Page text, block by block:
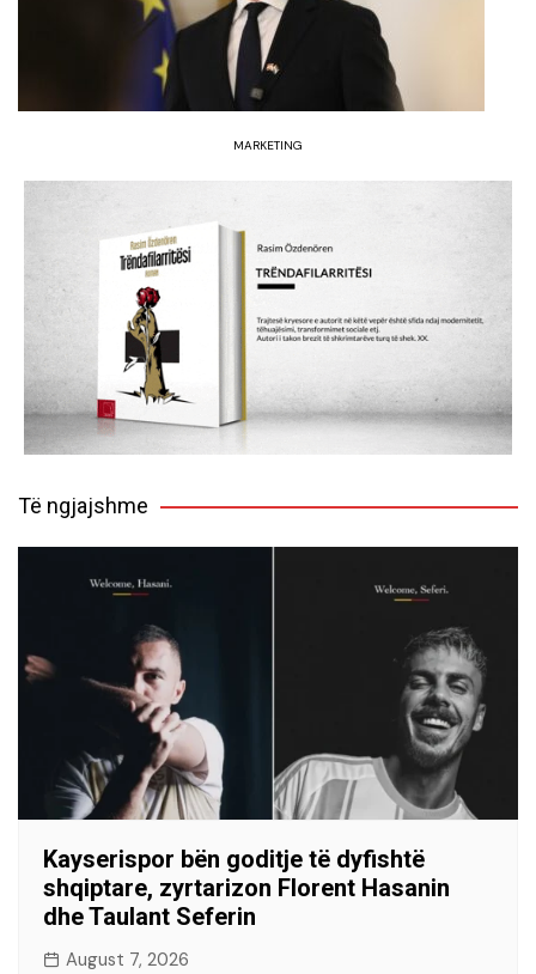
MARKETING
Të ngjajshme
Kayserispor bën goditje të dyfishtë
shqiptare, zyrtarizon Florent Hasanin
dhe Taulant Seferin
August 7, 2026